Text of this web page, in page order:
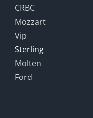
CRBC
Mozzart
Vip
Sterling
Molten
Ford